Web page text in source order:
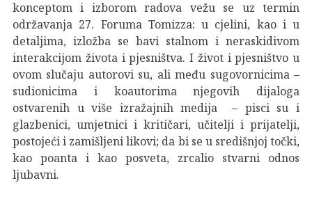
konceptom i izborom radova vežu se uz termin
održavanja 27. Foruma Tomizza: u cjelini, kao i u
detaljima, izložba se bavi stalnom i neraskidivom
interakcijom života i pjesništva. I život i pjesništvo u
ovom slučaju autorovi su, ali među sugovornicima –
sudionicima i koautorima njegovih dijaloga
ostvarenih u više izražajnih medija – pisci su i
glazbenici, umjetnici i kritičari, učitelji i prijatelji,
postojeći i zamišljeni likovi; da bi se u središnjoj točki,
kao poanta i kao posveta, zrcalio stvarni odnos
ljubavni.